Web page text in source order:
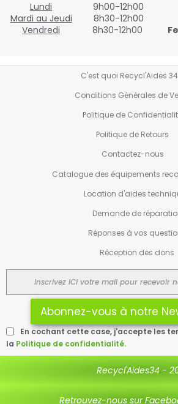
Lundi
9h00-12h00
Mardi au Jeudi
8h30-12h00
Vendredi
8h30-12h00
C'est quoi Recycl'Aides
Conditions Générales de
Politique de
Politique de Retours
Contactez-nous
Catalogue des équipements
Location d'aides
Demande de
Réponses à vos
Réception des dons
Abonnez-vous à notre
En cochant cette case, j'accepte les
la Politique de confidentialité.
Recycl'Aides34 -
Retrouvez-nous sur